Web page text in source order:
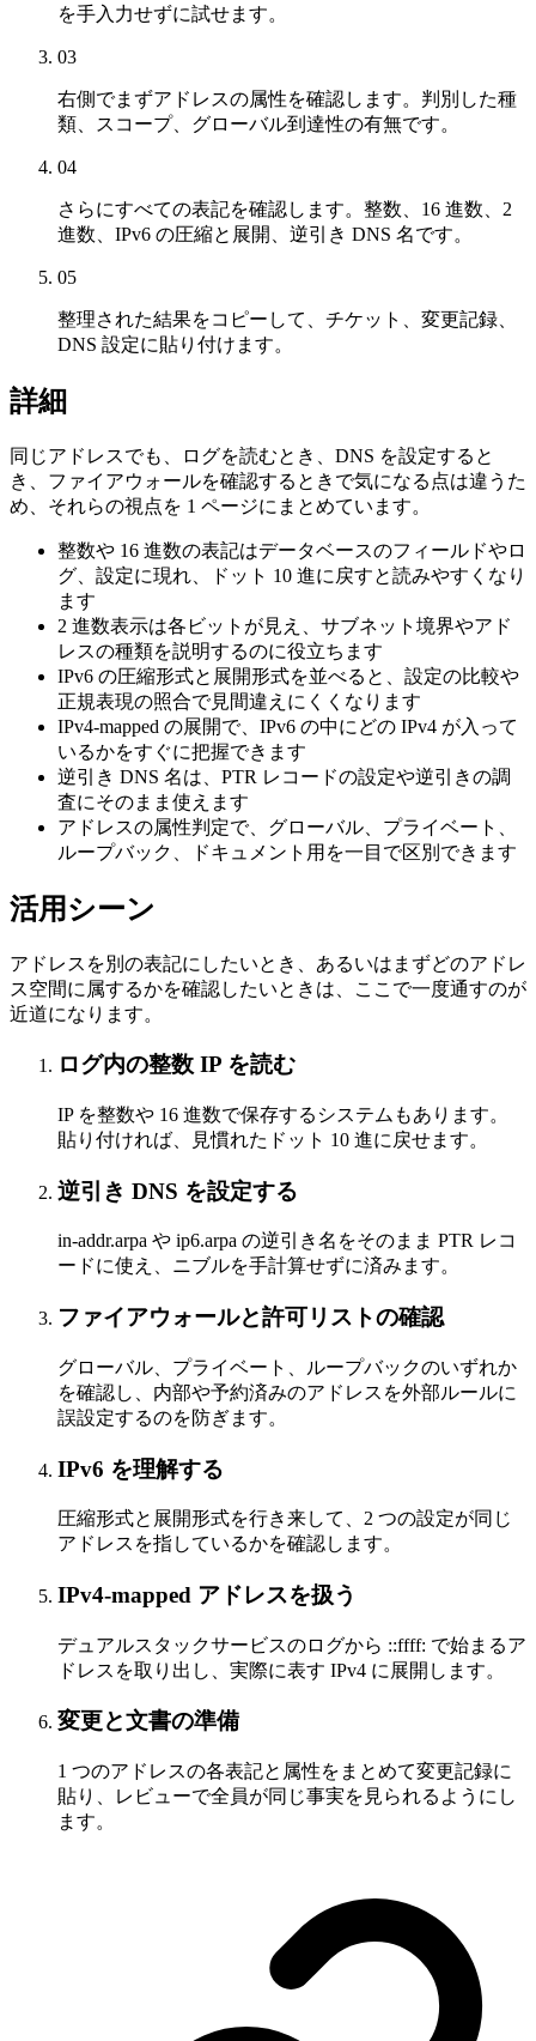
を手入力せずに試せます。
03
右側でまずアドレスの属性を確認します。判別した種
類、スコープ、グローバル到達性の有無です。
04
さらにすべての表記を確認します。整数、16 進数、2
進数、IPv6 の圧縮と展開、逆引き DNS 名です。
05
整理された結果をコピーして、チケット、変更記録、
DNS 設定に貼り付けます。
詳細
同じアドレスでも、ログを読むとき、DNS を設定すると
き、ファイアウォールを確認するときで気になる点は違うた
め、それらの視点を 1 ページにまとめています。
整数や 16 進数の表記はデータベースのフィールドやロ
グ、設定に現れ、ドット 10 進に戻すと読みやすくなり
ます
2 進数表示は各ビットが見え、サブネット境界やアド
レスの種類を説明するのに役立ちます
IPv6 の圧縮形式と展開形式を並べると、設定の比較や
正規表現の照合で見間違えにくくなります
IPv4-mapped の展開で、IPv6 の中にどの IPv4 が入って
いるかをすぐに把握できます
逆引き DNS 名は、PTR レコードの設定や逆引きの調
査にそのまま使えます
アドレスの属性判定で、グローバル、プライベート、
ループバック、ドキュメント用を一目で区別できます
活用シーン
アドレスを別の表記にしたいとき、あるいはまずどのアドレ
ス空間に属するかを確認したいときは、ここで一度通すのが
近道になります。
ログ内の整数 IP を読む
IP を整数や 16 進数で保存するシステムもあります。
貼り付ければ、見慣れたドット 10 進に戻せます。
逆引き DNS を設定する
in-addr.arpa や ip6.arpa の逆引き名をそのまま PTR レコ
ードに使え、ニブルを手計算せずに済みます。
ファイアウォールと許可リストの確認
グローバル、プライベート、ループバックのいずれか
を確認し、内部や予約済みのアドレスを外部ルールに
誤設定するのを防ぎます。
IPv6 を理解する
圧縮形式と展開形式を行き来して、2 つの設定が同じ
アドレスを指しているかを確認します。
IPv4-mapped アドレスを扱う
デュアルスタックサービスのログから ::ffff: で始まるア
ドレスを取り出し、実際に表す IPv4 に展開します。
変更と文書の準備
1 つのアドレスの各表記と属性をまとめて変更記録に
貼り、レビューで全員が同じ事実を見られるようにし
ます。